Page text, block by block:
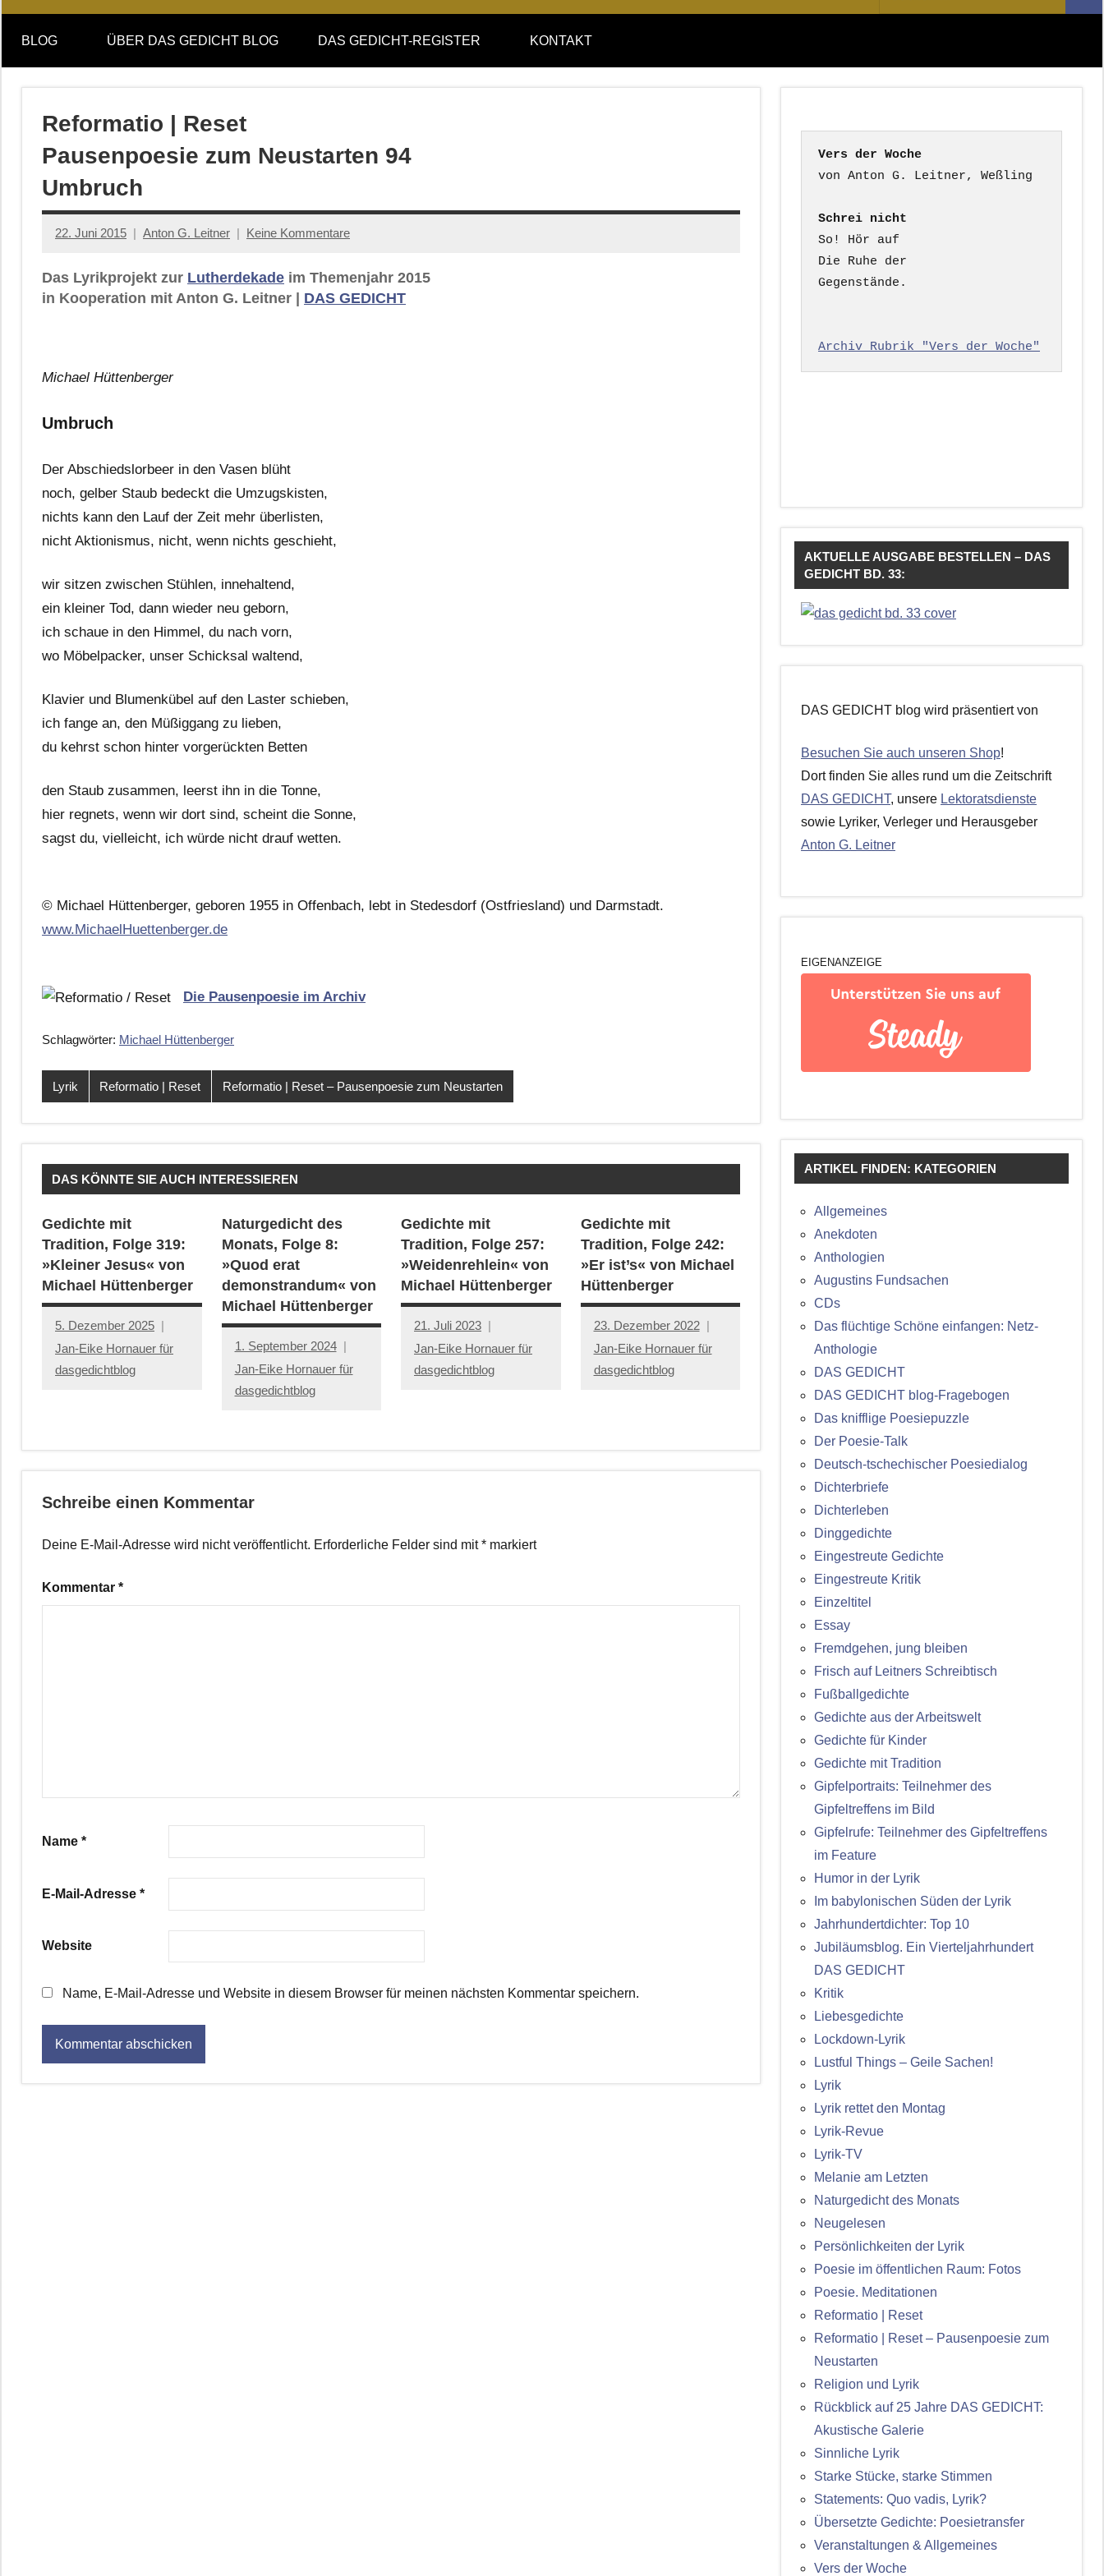
DAS
GEDICHT
blog
DAS
GEDICHT.
Zeitschrift
nach:
BLOG ÜBER DAS GEDICHT BLOG DAS GEDICHT-REGISTER KONTAKT
Reformatio | Reset
Pausenpoesie zum Neustarten 94
Umbruch
22. Juni 2015 Anton G. Leitner Keine Kommentare
Das Lyrikprojekt zur Lutherdekade im Themenjahr 2015
in Kooperation mit Anton G. Leitner | DAS GEDICHT
Michael Hüttenberger
Umbruch
Der Abschiedslorbeer in den Vasen blüht
noch, gelber Staub bedeckt die Umzugskisten,
nichts kann den Lauf der Zeit mehr überlisten,
nicht Aktionismus, nicht, wenn nichts geschieht,
wir sitzen zwischen Stühlen, innehaltend,
ein kleiner Tod, dann wieder neu geborn,
ich schaue in den Himmel, du nach vorn,
wo Möbelpacker, unser Schicksal waltend,
Klavier und Blumenkübel auf den Laster schieben,
ich fange an, den Müßiggang zu lieben,
du kehrst schon hinter vorgerückten Betten
den Staub zusammen, leerst ihn in die Tonne,
hier regnets, wenn wir dort sind, scheint die Sonne,
sagst du, vielleicht, ich würde nicht drauf wetten.
© Michael Hüttenberger, geboren 1955 in Offenbach, lebt in Stedesdorf (Ostfriesland) und Darmstadt.
www.MichaelHuettenberger.de
Die Pausenpoesie im Archiv
Schlagwörter: Michael Hüttenberger
Lyrik Reformatio | Reset Reformatio | Reset – Pausenpoesie zum Neustarten
DAS KÖNNTE SIE AUCH INTERESSIEREN
Gedichte mit
Tradition, Folge 319:
»Kleiner Jesus« von
Michael Hüttenberger
5. Dezember 2025
Jan-Eike Hornauer für
dasgedichtblog
Naturgedicht des
Monats, Folge 8:
»Quod erat
demonstrandum« von
Michael Hüttenberger
1. September 2024
Jan-Eike Hornauer für
dasgedichtblog
Gedichte mit
Tradition, Folge 257:
»Weidenrehlein« von
Michael Hüttenberger
21. Juli 2023
Jan-Eike Hornauer für
dasgedichtblog
Gedichte mit
Tradition, Folge 242:
»Er ist’s« von Michael
Hüttenberger
23. Dezember 2022
Jan-Eike Hornauer für
dasgedichtblog
Schreibe einen Kommentar
Deine E-Mail-Adresse wird nicht veröffentlicht. Erforderliche Felder sind mit* markiert
Kommentar *
Name *
E-Mail-Adresse *
Website
Name, E-Mail-Adresse und Website in diesem Browser für meinen nächsten Kommentar speichern.
Vers der Woche
Schrei nicht
So! Hör auf
Die Ruhe der
Gegenstände.
Archiv Rubrik "Vers der Woche"
AKTUELLE AUSGABE BESTELLEN – DAS
GEDICHT BD. 33:
DAS GEDICHT blog wird präsentiert von
Besuchen Sie auch unseren Shop!
Dort finden Sie alles rund um die Zeitschrift
DAS GEDICHT, unsere Lektoratsdienste
sowie Lyriker, Verleger und Herausgeber
Anton G. Leitner
EIGENANZEIGE
ARTIKEL FINDEN: KATEGORIEN
Allgemeines
Anekdoten
Anthologien
Augustins Fundsachen
CDs
Das flüchtige Schöne einfangen: Netz-
Anthologie
DAS GEDICHT
DAS GEDICHT blog-Fragebogen
Das knifflige Poesiepuzzle
Der Poesie-Talk
Deutsch-tschechischer Poesiedialog
Dichterbriefe
Dichterleben
Dinggedichte
Eingestreute Gedichte
Eingestreute Kritik
Einzeltitel
Essay
Fremdgehen, jung bleiben
Frisch auf Leitners Schreibtisch
Fußballgedichte
Gedichte aus der Arbeitswelt
Gedichte für Kinder
Gedichte mit Tradition
Gipfelportraits: Teilnehmer des
Gipfeltreffens im Bild
Gipfelrufe: Teilnehmer des Gipfeltreffens
im Feature
Humor in der Lyrik
Im babylonischen Süden der Lyrik
Jahrhundertdichter: Top 10
Jubiläumsblog. Ein Vierteljahrhundert
DAS GEDICHT
Kritik
Liebesgedichte
Lockdown-Lyrik
Lustful Things – Geile Sachen!
Lyrik
Lyrik rettet den Montag
Lyrik-Revue
Lyrik-TV
Melanie am Letzten
Naturgedicht des Monats
Neugelesen
Persönlichkeiten der Lyrik
Poesie im öffentlichen Raum: Fotos
Poesie. Meditationen
Reformatio | Reset
Reformatio | Reset – Pausenpoesie zum
Neustarten
Religion und Lyrik
Rückblick auf 25 Jahre DAS GEDICHT:
Akustische Galerie
Sinnliche Lyrik
Starke Stücke, starke Stimmen
Statements: Quo vadis, Lyrik?
Übersetzte Gedichte: Poesietransfer
Veranstaltungen & Allgemeines
Vers der Woche